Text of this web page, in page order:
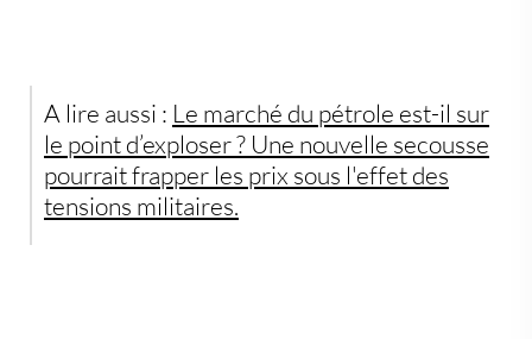
A lire aussi : Le marché du pétrole est-il sur
le point d’exploser ? Une nouvelle secousse
pourrait frapper les prix sous l'effet des
tensions militaires.